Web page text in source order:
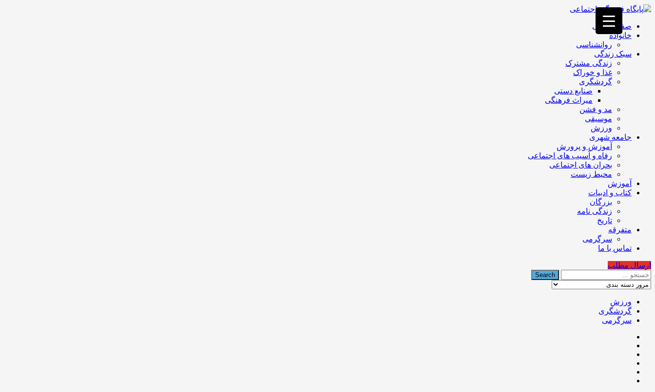
فصد
غرب
تهران
خشکشویی
تصفیه
تهران
صفحه اصلی
خانواده
روانشناسی
سبک زندگی
زندگی مشترک
غذا و خوراک
گردشگری
صنایع دستی
میراث فرهنگی
مد و فشن
موسیقی
ورزش
جامعه شهری
آموزش و پرورش
رفاه و آسیب های اجتماعی
بحران های اجتماعی
محیط زیست
آموزش
کتاب و ادبیات
بزرگان
زندگی نامه
تاریخ
متفرقه
سرگرمی
تماس با ما
ارسال مطلب
ورزش
گردشگری
سرگرمی